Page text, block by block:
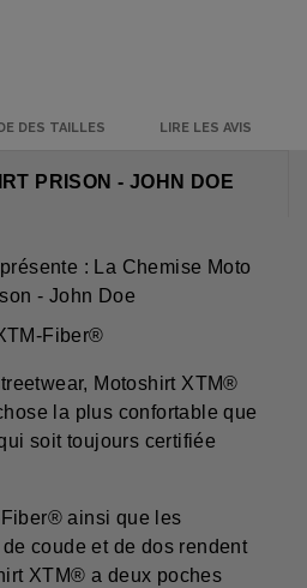
DES TAILLES LIRE LES AVIS
PRISON - JOHN DOE
: La Chemise Moto
- John Doe
Fiber®
Motoshirt XTM®
la plus confortable que
soit toujours certifiée
ainsi que les
coude et de dos rendent
XTM® a deux poches